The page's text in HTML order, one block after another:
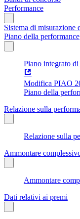
Performance
Sistema di misurazione
Piano della performance
Piano integrato
Modifica PIAO
Piano della
Relazione sulla
Relazione sulla
Ammontare
Ammontare
Dati relativi ai premi